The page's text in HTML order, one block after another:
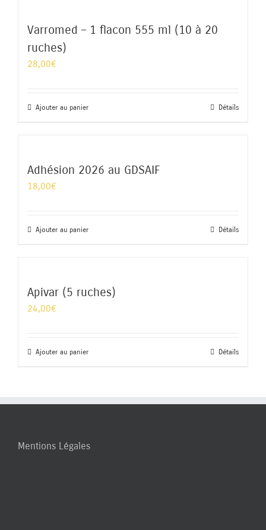
Varromed – 1 flacon 555 ml (10 à 20
ruches)
28,00€
Ajouter au panier Détails
Adhésion 2026 au GDSAIF
18,00€
Ajouter au panier Détails
Apivar (5 ruches)
24,00€
Ajouter au panier Détails
Mentions Légales